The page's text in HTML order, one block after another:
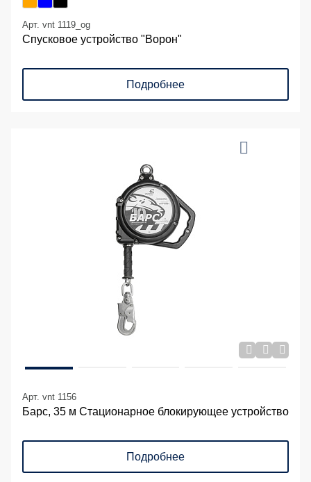
Арт. vnt 1119_og
Спусковое устройство "Ворон"
Подробнее
Арт. vnt 1156
Барс, 35 м Стационарное блокирующее устройство
Подробнее